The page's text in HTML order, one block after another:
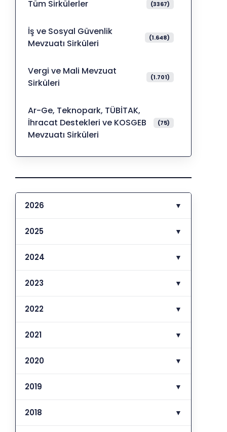
Tüm Sirkülerler (3367)
İş ve Sosyal Güvenlik
Mevzuatı Sirküleri
(1.648)
Vergi ve Mali Mevzuat
Sirküleri
(1.701)
Ar-Ge, Teknopark, TÜBİTAK,
İhracat Destekleri ve KOSGEB
Mevzuatı Sirküleri
(75)
2026 ▼
2025 ▼
2024 ▼
2023 ▼
2022 ▼
2021 ▼
2020 ▼
2019 ▼
2018 ▼